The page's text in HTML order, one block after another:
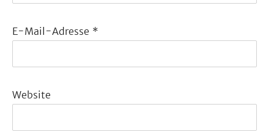
E-Mail-Adresse *
Website